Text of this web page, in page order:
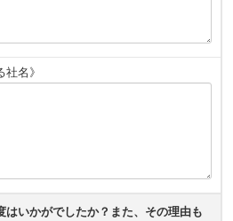
名》
はいかがでしたか？また、その理由も